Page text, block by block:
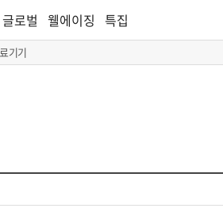
기기
글로벌 웰에이징 특집